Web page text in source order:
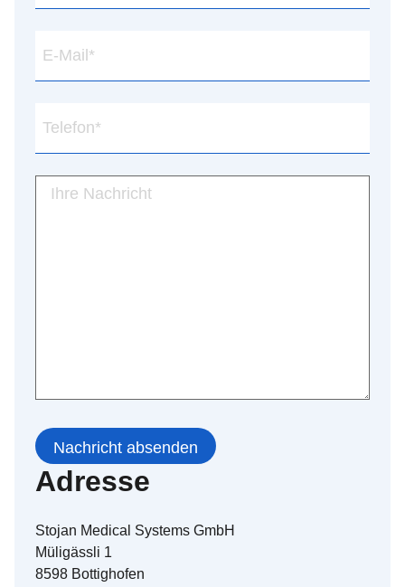
Ihre
Nachricht
Adresse
Stojan Medical Systems GmbH
Müligässli 1
8598 Bottighofen